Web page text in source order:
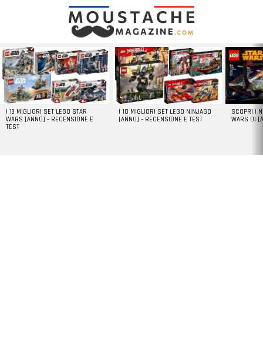
LATEST
STORIES
I 13 MIGLIORI SET LEGO STAR
WARS [ANNO] – RECENSIONE E
TEST
I 10 MIGLIORI SET LEGO NINJAGO
[ANNO] – RECENSIONE E TEST
SCOPRI I
WARS DI